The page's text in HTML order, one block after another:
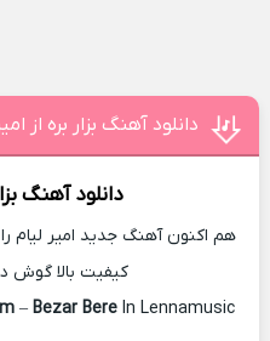
دانلود آهنگ بزار بره از
دانلود آهنگ
هم اکنون آهنگ جدید امیر لیام
کیفیت بالا گوش
– Bezar Bere In Lennamusic